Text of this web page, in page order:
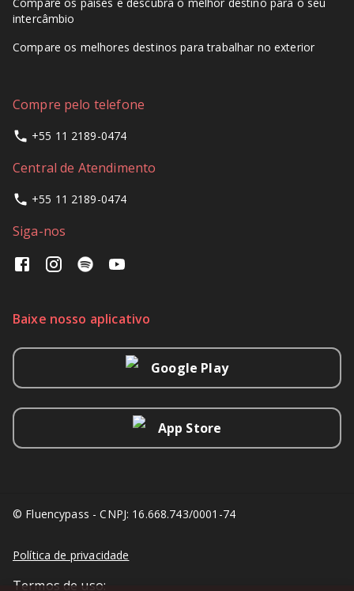
intercâmbio
Compare os melhores destinos para trabalhar no exterior
Compre pelo telefone
+55 11 2189-0474
Central de Atendimento
+55 11 2189-0474
Siga-nos
Baixe nosso aplicativo
Google Play
App Store
© Fluencypass - CNPJ: 16.668.743/0001-74
Política de privacidade
Termos de uso: